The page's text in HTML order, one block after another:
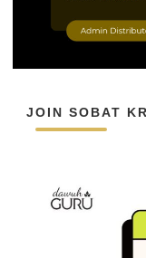
JOIN SOBAT